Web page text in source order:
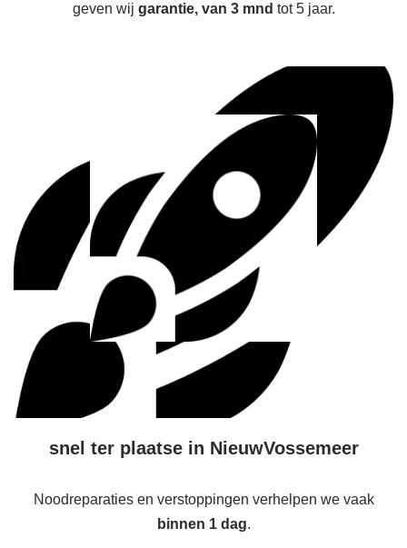
geven wij garantie, van 3 mnd tot 5 jaar.
snel ter plaatse in NieuwVossemeer
Noodreparaties en verstoppingen verhelpen we vaak
binnen 1 dag.